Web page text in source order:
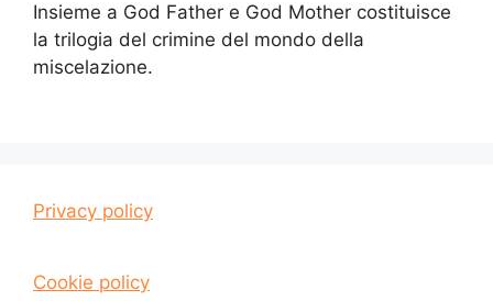
Insieme a God Father e God Mother costituisce
la trilogia del crimine del mondo della
miscelazione.
Privacy policy
Cookie policy